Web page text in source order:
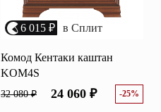
Освещение
6 015 ₽ в Сплит
Комод Кентаки каштан
KOM4S
32 080 ₽ 24 060 ₽ -25%